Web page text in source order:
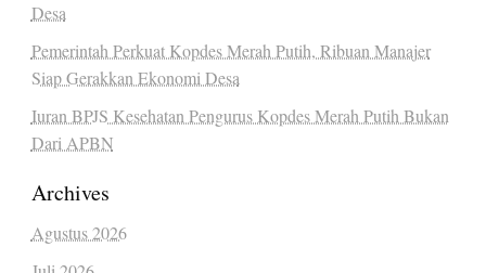
Desa
Pemerintah Perkuat Kopdes Merah Putih, Ribuan Manajer
Siap Gerakkan Ekonomi Desa
Iuran BPJS Kesehatan Pengurus Kopdes Merah Putih Bukan
Dari APBN
Archives
Agustus 2026